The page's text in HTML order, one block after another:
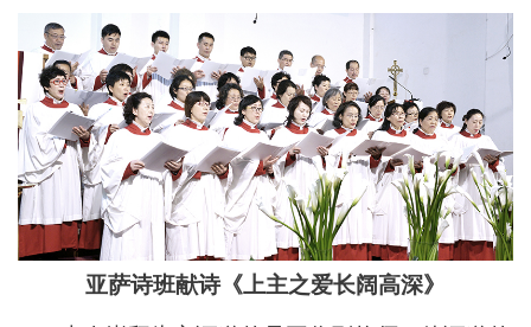
亚萨诗班献诗《上主之爱长阔高深》